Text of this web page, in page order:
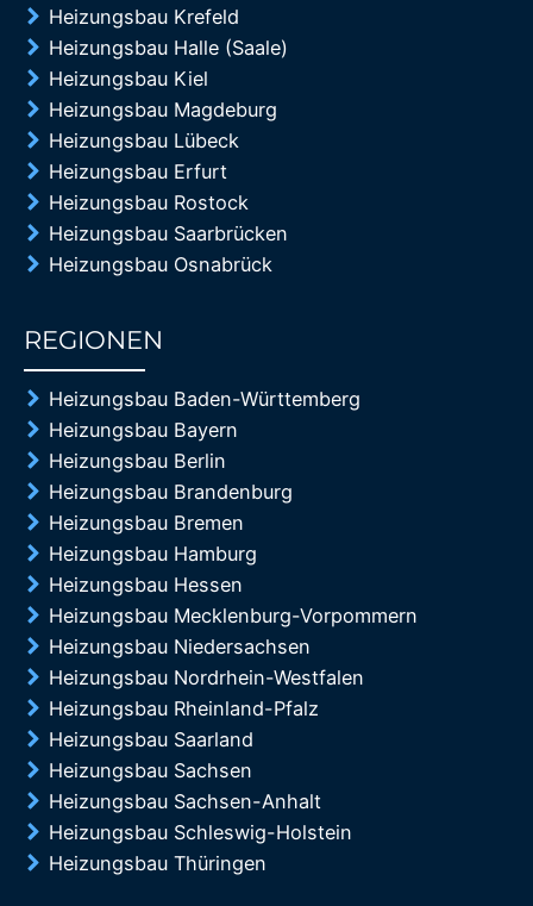
Heizungsbau Krefeld
Heizungsbau Halle (Saale)
Heizungsbau Kiel
Heizungsbau Magdeburg
Heizungsbau Lübeck
Heizungsbau Erfurt
Heizungsbau Rostock
Heizungsbau Saarbrücken
Heizungsbau Osnabrück
REGIONEN
Heizungsbau Baden-Württemberg
Heizungsbau Bayern
Heizungsbau Berlin
Heizungsbau Brandenburg
Heizungsbau Bremen
Heizungsbau Hamburg
Heizungsbau Hessen
Heizungsbau Mecklenburg-Vorpommern
Heizungsbau Niedersachsen
Heizungsbau Nordrhein-Westfalen
Heizungsbau Rheinland-Pfalz
Heizungsbau Saarland
Heizungsbau Sachsen
Heizungsbau Sachsen-Anhalt
Heizungsbau Schleswig-Holstein
Heizungsbau Thüringen